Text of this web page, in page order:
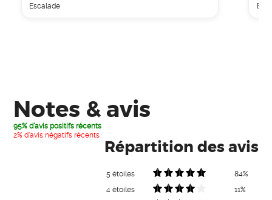
Escalade
Notes & avis
95% d'avis positifs récents
2% d'avis négatifs récents
Répartition des avis
5 étoiles
84%
4 étoiles
11%